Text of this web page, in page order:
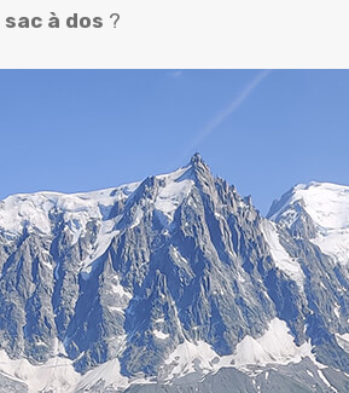
sac à dos ?